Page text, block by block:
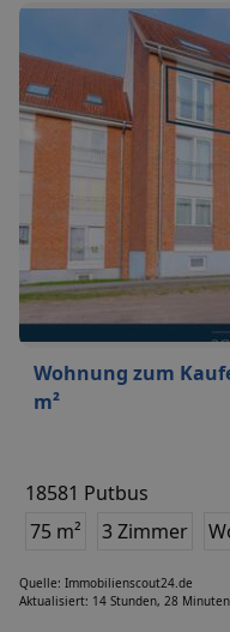
Wohnung zum
m²
18581 Putbus
75 m²
3 Zimmer
Quelle: Immobilienscout24.de
Aktualisiert: 14 Stunden, 28 Minuten